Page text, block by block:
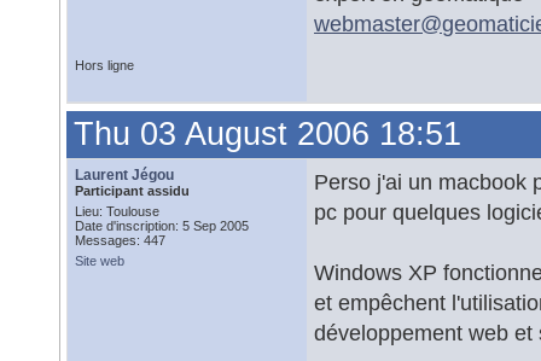
webmaster@
Hors ligne
Thu 03 August 2006 18:51
Laurent Jégou
Participant assidu
Lieu: Toulouse
Date d'inscription: 5 Sep 2005
Messages: 447
Site web
Perso j'ai un macbook
pc pour quelques
Windows XP
et empêchent
développement web